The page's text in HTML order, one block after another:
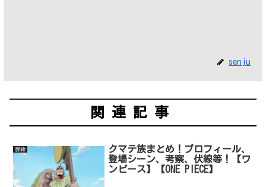
senju
関連記事
扉絵
クマテ族まとめ！プロフィール、
登場シーン、考察、伏線等！【ワ
ンピース】【ONE PIECE】